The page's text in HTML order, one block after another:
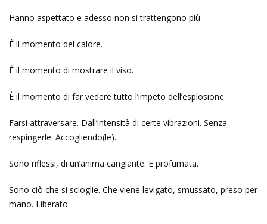
Hanno aspettato e adesso non si trattengono più.
È il momento del calore.
È il momento di mostrare il viso.
È il momento di far vedere tutto l’impeto dell’esplosione.
Farsi attraversare. Dall’intensità di certe vibrazioni. Senza
respingerle. Accogliendo(le).
Sono riflessi, di un’anima cangiante. E profumata.
Sono ciò che si scioglie. Che viene levigato, smussato, preso per
mano. Liberato.